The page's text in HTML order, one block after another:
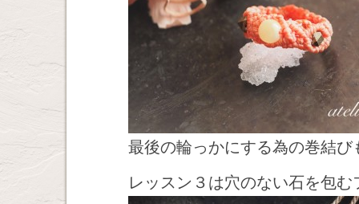
最後の輪っかにする為の巻結
レッスン３は穴のない石を包